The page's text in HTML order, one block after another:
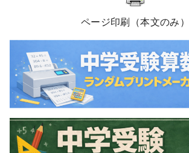
ページ印刷（本文のみ）